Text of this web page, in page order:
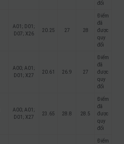
đổi
A01; D01;
D07; X26
20.25 27 28
Điểm
đã
được
quy
đổi
A00; A01;
D01; X27
20.61 26.9 27
Điểm
đã
được
quy
đổi
A00; A01;
D01; X27
23.65 28.8 28.5
Điểm
đã
được
quy
đổi
Điểm